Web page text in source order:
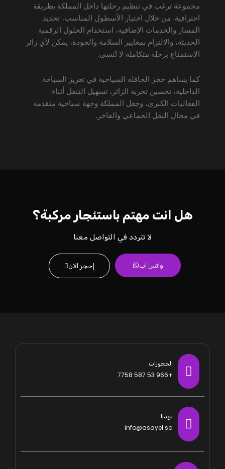
مجموعة ترغب في تنظيم رحلتها داخل المملكة بطريقة
احترافية. من خلال اختيار الأسطول المناسب، تحديد
المسار والخدمات الإضافية، استخدام الحلول الرقمية
الحديثة، والالتزام بمعايير السلامة والجودة، يمكن لأي زائر
الاستمتاع برحلة متكاملة لا تُنسى.
كما يساهم حجز الحافلة السياحية في تعزيز السياحة
الداخلية، تحسين تجربة الزائر، تسهيل التنقل أثناء
الفعاليات الكبرى، وجعل المملكة وجهة سياحية متقدمة
في مجال النقل الجماعي والفاخر.
هل انت مهتم باستئجار مركبة؟
لا تتردد في التواصل معنا
واتس اب إحجز الان
الحجوزات
+966 53 587 7758
بريدنا
info@asayel.sa